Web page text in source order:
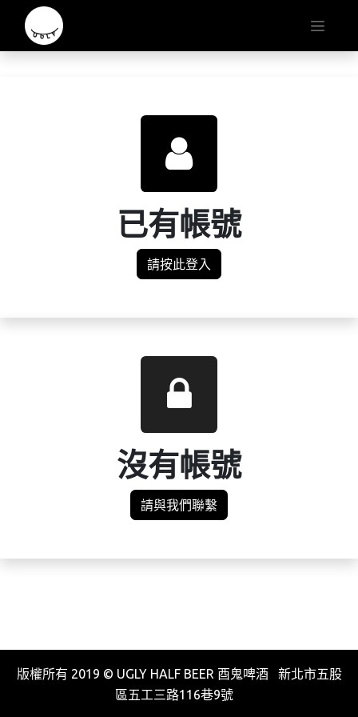
已有帳號
請按此登入
沒有帳號
請與我們聯繫
版權所有 2019 © UGLY HALF BEER 酉鬼啤酒 新北市五股
區五工三路116巷9號